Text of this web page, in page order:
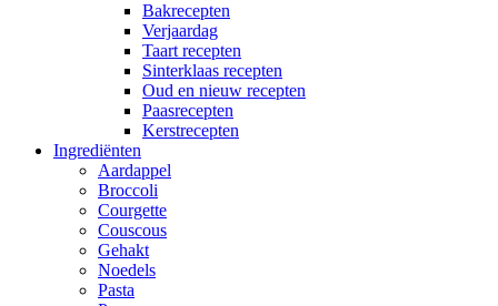
Bakrecepten
Verjaardag
Taart recepten
Sinterklaas recepten
Oud en nieuw recepten
Paasrecepten
Kerstrecepten
Ingrediënten
Aardappel
Broccoli
Courgette
Couscous
Gehakt
Noedels
Pasta